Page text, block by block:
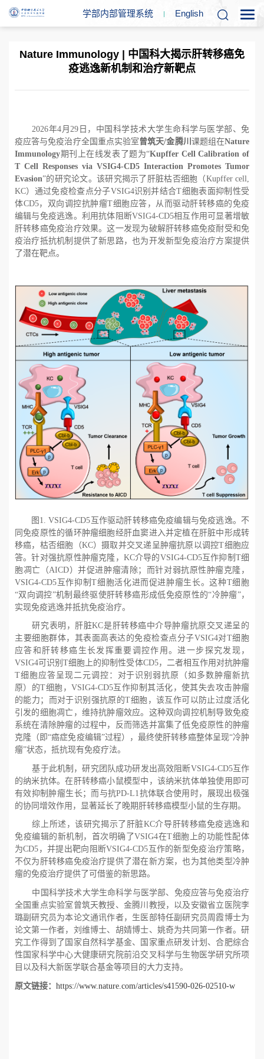
学部内部管理系统 English
Nature Immunology | 中国科大揭示肝转移癌免
疫逃逸新机制和治疗新靶点
2026年4月 29日，中国科学技术大学生命科学与医学部、免
疫应答与免疫治疗全国重点实验室曾筑天/金腾川 课题组在Nature
Immunology期刊上在线发表了题为“Kupffer Cell Calibration of
T Cell Responses via VSIG4-CD5 Interaction Promotes Tumor
Evasion”的研究论文。该研究揭示了肝脏枯否细胞（Kupffer cell,
KC）通过免疫检查点分子VSIG4识别并结合T细胞表面抑制性受
体CD5，双向调控抗肿瘤T细胞应答，从而驱动肝转移癌的免疫
编辑与免疫逃逸。利用抗体阻断VSIG4-CD5相互作用可显著增敏
肝转移癌免疫治疗效果。这一发现为破解肝转移癌免疫耐受和免
疫治疗抵抗机制提供了新思路，也为开发新型免疫治疗方案提供
了潜在靶点。
图 1. VSIG4-CD5互作驱动肝转移癌免疫编辑与免疫逃逸。不
同免疫原性的循环肿瘤细胞经肝血窦进入并定植在肝脏中形成转
移癌，枯否细胞（KC）摄取并交叉递呈肿瘤抗原以调控T细胞应
答。针对强抗原性肿瘤克隆， KC介导的VSIG4-CD5互作抑制 T细
胞凋亡（AICD）并促进肿瘤清除；而针对弱抗原性肿瘤克隆，
VSIG4-CD5互作抑制T细胞活化进而促进肿瘤生长。这种T细胞
“双向调控”机制最终驱使肝转移癌形成低免疫原性的“冷肿瘤”，
实现免疫逃逸并抵抗免疫治疗。
研究表明，肝脏KC是肝转移癌中介导肿瘤抗原交叉递呈的
主要细胞群体，其表面高表达的免疫检查点分子VSIG4对T细胞
应答和肝转移癌生长发挥重要调控作用。进一步探究发现，
VSIG4可识别T细胞上的抑制性受体CD5，二者相互作用对抗肿瘤
T细胞应答呈现二元调控：对于识别弱抗原（如多数肿瘤新抗
原）的T细胞，VSIG4-CD5互作抑制其活化，使其失去攻击肿瘤
的能力；而对于识别强抗原的T细胞，该互作可以防止过度活化
引发的细胞凋亡，维持抗肿瘤效应。这种双向调控机制导致免疫
系统在清除肿瘤的过程中，反而筛选并富集了低免疫原性的肿瘤
克隆（即“癌症免疫编辑”过程），最终使肝转移癌整体呈现“冷肿
瘤”状态，抵抗现有免疫疗法。
基于此机制，研究团队成功研发出高效阻断VSIG4-CD5互作
的纳米抗体。在肝转移癌小鼠模型中，该纳米抗体单独使用即可
有效抑制肿瘤生长；而与抗PD-L1抗体联合使用时，展现出极强
的协同增效作用，显著延长了晚期肝转移癌模型小鼠的生存期。
综上所述，该研究揭示了肝脏KC介导肝转移癌免疫逃逸和
免疫编辑的新机制，首次明确了VSIG4在T细胞上的功能性配体
为CD5，并提出靶向阻断VSIG4-CD5互作的新型免疫治疗策略，
不仅为肝转移癌免疫治疗提供了潜在新方案，也为其他类型冷肿
瘤的免疫治疗提供了可借鉴的新思路。
中国科学技术大学生命科学与医学部、免疫应答与免疫治疗
全国重点实验室曾筑天教授、金腾川教授，以及安徽省立医院李
璐副研究员为本论文通讯作者，生医部特任副研究员周霞博士为
论文第一作者，刘维博士、胡婧博士、姚奇为共同第一作者。研
究工作得到了国家自然科学基金、国家重点研发计划、合肥综合
性国家科学中心大健康研究院前沿交叉科学与生物医学研究所项
目以及科大新医学联合基金等项目的大力支持。
原文链接： https://www.nature.com/articles/s41590-026-02510-w